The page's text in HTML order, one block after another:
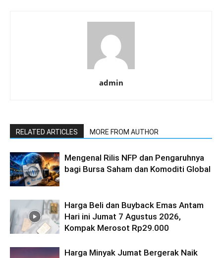
admin
RELATED ARTICLES MORE FROM AUTHOR
Mengenal Rilis NFP dan Pengaruhnya
bagi Bursa Saham dan Komoditi Global
Harga Beli dan Buyback Emas Antam
Hari ini Jumat 7 Agustus 2026,
Kompak Merosot Rp29.000
Harga Minyak Jumat Bergerak Naik